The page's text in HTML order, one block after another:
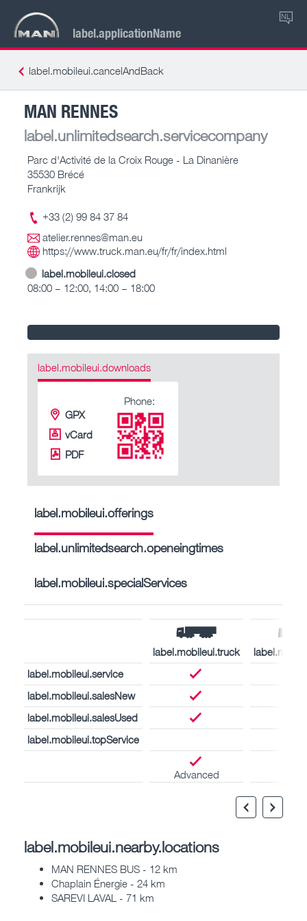
label.applicationName
NL
label.mobileui.cancelAndBack
MAN RENNES
label.unlimitedsearch.servicecompany
Parc d'Activité de la Croix Rouge - La Dinanière
35530 Brécé
Frankrijk
+33 (2) 99 84 37 84
atelier.rennes@man.eu
https://www.truck.man.eu/fr/fr/index.html
label.mobileui.closed
08:00 – 12:00, 14:00 – 18:00
label.mobileui.downloads
GPX
vCard
PDF
Phone:
label.mobileui.offerings
label.unlimitedsearch.openeingtimes
label.mobileui.specialServices
label.mobileui.truck
label.mobileui.service
label.mobileui.salesNew
label.mobileui.salesUsed
label.mobileui.topService
Advanced
label.mobileui.nearby.locations
MAN RENNES BUS - 12 km
Chaplain Énergie - 24 km
SAREVI LAVAL - 71 km